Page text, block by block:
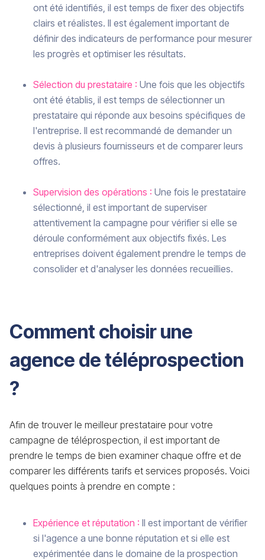
ont été identifiés, il est temps de fixer des objectifs
clairs et réalistes. Il est également important de
définir des indicateurs de performance pour mesurer
les progrès et optimiser les résultats.
Sélection du prestataire : Une fois que les objectifs
ont été établis, il est temps de sélectionner un
prestataire qui réponde aux besoins spécifiques de
l'entreprise. Il est recommandé de demander un
devis à plusieurs fournisseurs et de comparer leurs
offres.
Supervision des opérations : Une fois le prestataire
sélectionné, il est important de superviser
attentivement la campagne pour vérifier si elle se
déroule conformément aux objectifs fixés. Les
entreprises doivent également prendre le temps de
consolider et d'analyser les données recueillies.
Comment choisir une
agence de téléprospection
?
Afin de trouver le meilleur prestataire pour votre
campagne de téléprospection, il est important de
prendre le temps de bien examiner chaque offre et de
comparer les différents tarifs et services proposés. Voici
quelques points à prendre en compte :
Expérience et réputation : Il est important de vérifier
si l'agence a une bonne réputation et si elle est
expérimentée dans le domaine de la prospection